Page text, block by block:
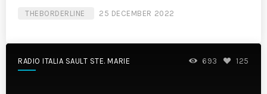
THEBORDERLINE 25 DECEMBER 2022
RADIO ITALIA SAULT STE. MARIE 693 125